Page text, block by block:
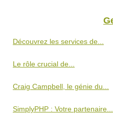
Découvrez les services de...
Le rôle crucial de...
Craig Campbell, le génie du...
SimplyPHP : Votre partenaire...